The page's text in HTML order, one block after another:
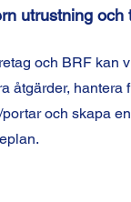
utrustning och
och BRF kan
åtgärder, hantera
och skapa